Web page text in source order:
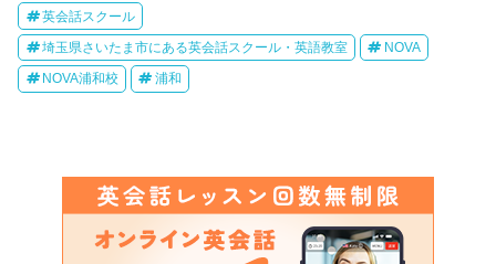
英会話スクール
埼玉県さいたま市にある英会話スクール・英語教室 NOVA
NOVA浦和校 浦和